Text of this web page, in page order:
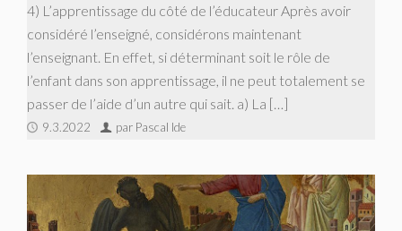
4) L’apprentissage du côté de l’éducateur Après avoir
considéré l’enseigné, considérons maintenant
l’enseignant. En effet, si déterminant soit le rôle de
l’enfant dans son apprentissage, il ne peut totalement se
passer de l’aide d’un autre qui sait. a) La […]
9.3.2022 par Pascal Ide